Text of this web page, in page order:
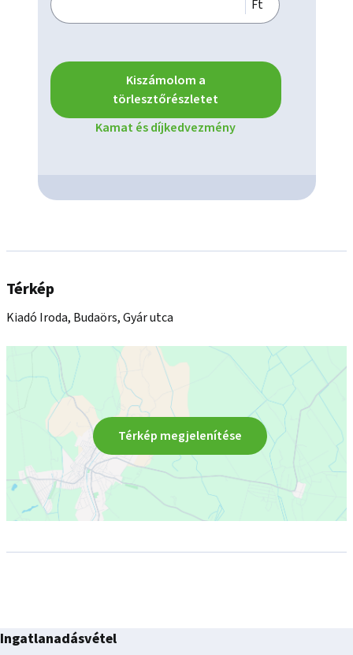
Ft
Kiszámolom a
törlesztőrészletet
Kamat és díjkedvezmény
Térkép
Kiadó Iroda, Budaörs, Gyár utca
Térkép megjelenítése
Ingatlanadásvétel